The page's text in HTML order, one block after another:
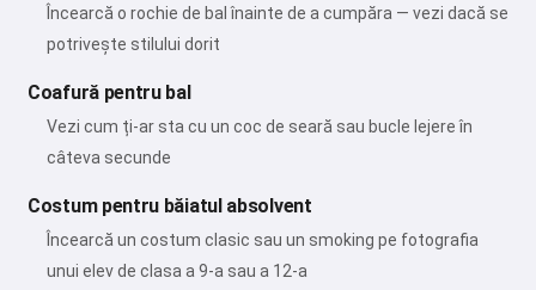
Încearcă o rochie de bal înainte de a cumpăra — vezi dacă se
potrivește stilului dorit
Coafură pentru bal
Vezi cum ți-ar sta cu un coc de seară sau bucle lejere în
câteva secunde
Costum pentru băiatul absolvent
Încearcă un costum clasic sau un smoking pe fotografia
unui elev de clasa a 9-a sau a 12-a